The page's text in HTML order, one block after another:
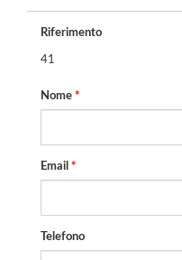
Riferimento
41
Nome *
Email *
Telefono